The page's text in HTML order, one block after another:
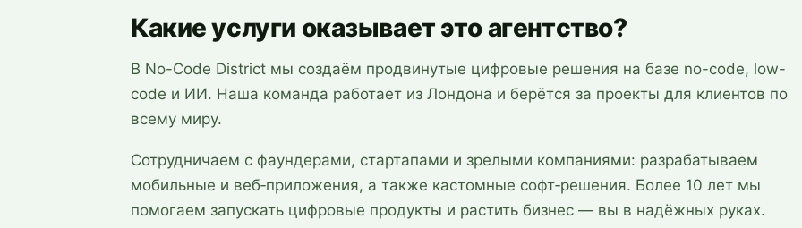
Какие услуги оказывает это агентство?
В No-Code District мы создаём продвинутые цифровые решения на базе no-code, low-
code и ИИ. Наша команда работает из Лондона и берётся за проекты для клиентов по
всему миру.
Сотрудничаем с фаундерами, стартапами и зрелыми компаниями: разрабатываем
мобильные и веб‑приложения, а также кастомные софт‑решения. Более 10 лет мы
помогаем запускать цифровые продукты и растить бизнес — вы в надёжных руках.